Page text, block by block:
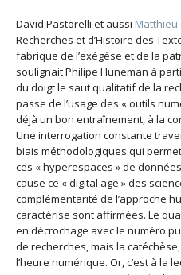
David Pastorelli et aussi Matthieu
Recherches et d’Histoire des
fabrique de l’exégèse et de la
soulignait Philipe Huneman à
du doigt le saut qualitatif de la
passe de l’usage des « outils
déjà un bon entraînement, à la
Une interrogation constante
biais méthodologiques qui
ces « hyperespaces » de
cause ce « digital age » des
complémentarité de l’approche
caractérise sont affirmées. Le
en décrochage avec le numéro
de recherches, mais la
l’heure numérique. Or, c’est à la